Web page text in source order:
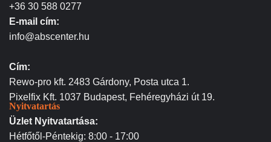
+36 30 588 0277
E-mail cím:
info@abscenter.hu
Cím:
Rewo-pro kft. 2483 Gárdony, Posta utca 1.
Pixelfix Kft. 1037 Budapest, Fehéregyházi út 19.
Nyitvatartás
Üzlet Nyitvatartása:
Hétfőtől-Péntekig: 8:00 - 17:00